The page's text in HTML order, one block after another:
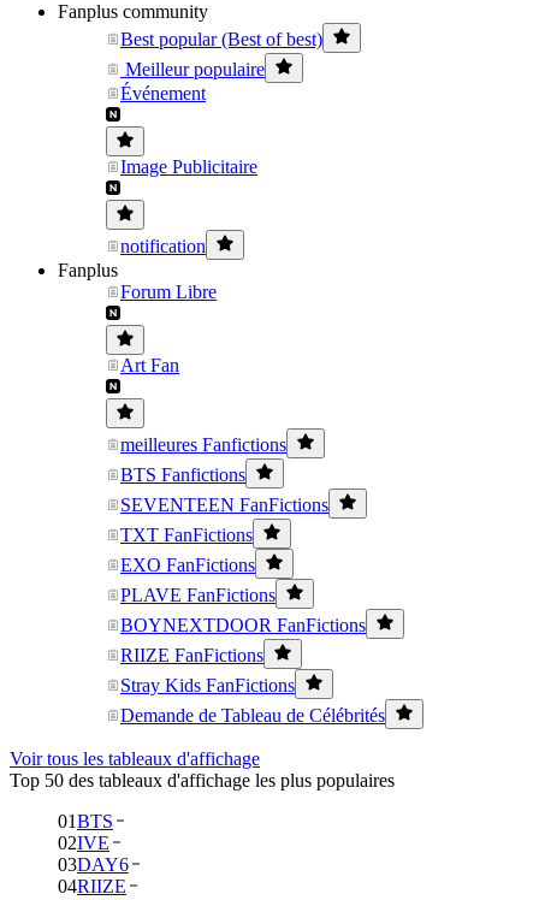
Fanplus community
Best popular (Best of best)
Meilleur populaire
Événement
Image Publicitaire
notification
Fanplus
Forum Libre
Art Fan
meilleures Fanfictions
BTS Fanfictions
SEVENTEEN FanFictions
TXT FanFictions
EXO FanFictions
PLAVE FanFictions
BOYNEXTDOOR FanFictions
RIIZE FanFictions
Stray Kids FanFictions
Demande de Tableau de Célébrités
Voir tous les tableaux d'affichage
Top 50 des tableaux d'affichage les plus populaires
01BTS
02IVE
03DAY6
04RIIZE